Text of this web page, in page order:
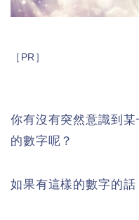
［PR］
你有沒有突然意識到
的數字呢？
如果有這樣的數字的話